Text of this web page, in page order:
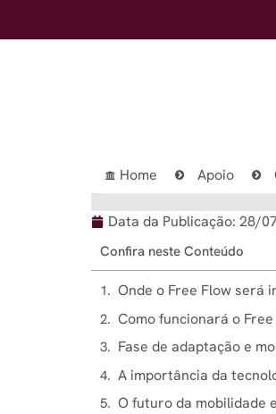
Home Apoio
Data da Publicação: 28/
Confira neste Conteúdo
Onde o Free Flow será
Como funcionará o
Fase de adaptação e
A importância da
O futuro da mobilidade